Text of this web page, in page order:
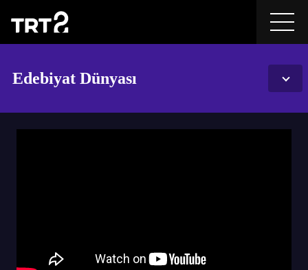
Edebiyat Dünyası